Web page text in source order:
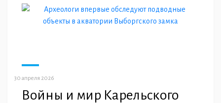
30 апреля 2026
Войны и мир Карельского